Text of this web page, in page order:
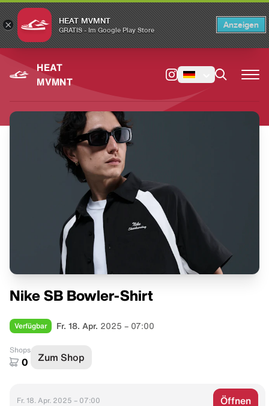
× HEAT MVMNT
GRATIS - Im Google Play Store
Anzeigen
HEAT
MVMNT
Nike SB Bowler-Shirt
Verfügbar Fr. 18. Apr. 2025 – 07:00
Shops
0 Zum Shop
Fr. 18. Apr. 2025 – 07:00 Öffnen
Switch to the English version? Switch ×